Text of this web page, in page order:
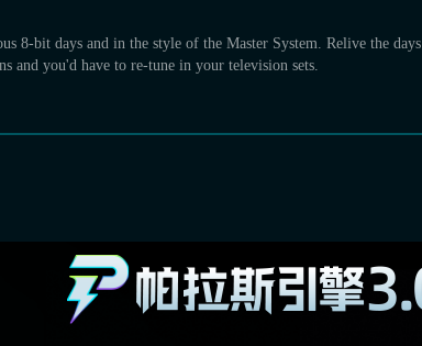
8-bit days and in the style of the Master System. Relive the days
and you'd have to re-tune in your television sets.